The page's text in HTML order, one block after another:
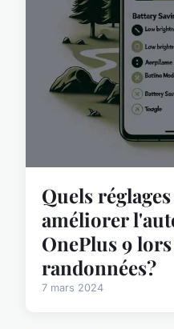
Quels
améliorer
OnePlus 9
randonnées?
7 mars 2024